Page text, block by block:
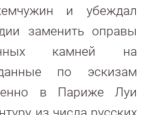
и убеждал
заменить оправы
камней на
по эскизам
в Париже Луи